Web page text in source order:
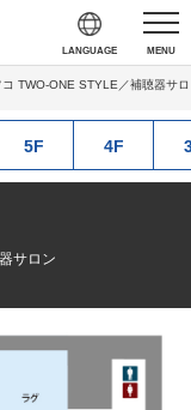
LANGUAGE MENU
TWO-ONE STYLE／補聴器サ
5F 4F
サロン